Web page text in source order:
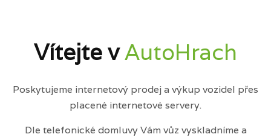
Vítejte vAutoHrach
Poskytujeme internetový prodej a výkup vozidel přes
placené internetové servery.
Dle telefonické domluvy Vám vůz vyskladníme a